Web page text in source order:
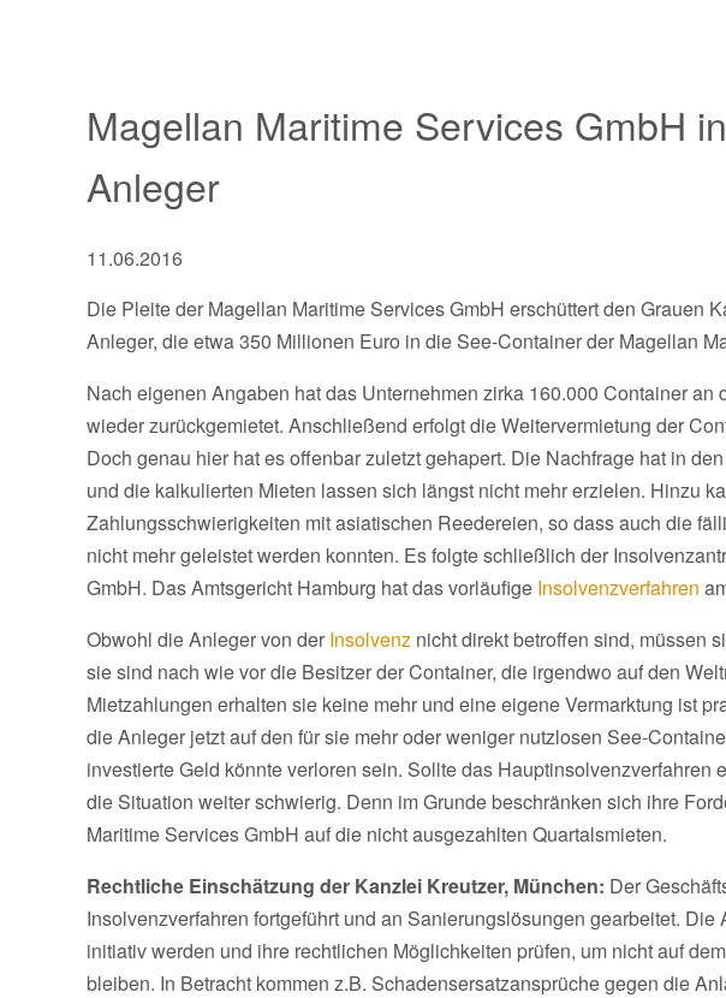
Magellan Maritime Services GmbH
Anleger
11.06.2016
Die Pleite der Magellan Maritime Services GmbH erschüttert den Grauen
Anleger, die etwa 350 Millionen Euro in die See-Container der Magellan
Nach eigenen Angaben hat das Unternehmen zirka 160.000 Container an
wieder zurückgemietet. Anschließend erfolgt die Weitervermietung der
Doch genau hier hat es offenbar zuletzt gehapert. Die Nachfrage hat in
und die kalkulierten Mieten lassen sich längst nicht mehr erzielen. Hinzu
Zahlungsschwierigkeiten mit asiatischen Reedereien, so dass auch die
nicht mehr geleistet werden konnten. Es folgte schließlich der
GmbH. Das Amtsgericht Hamburg hat das vorläufige Insolvenzverfahren
Obwohl die Anleger von der Insolvenz nicht direkt betroffen sind, müssen
sie sind nach wie vor die Besitzer der Container, die irgendwo auf den
Mietzahlungen erhalten sie keine mehr und eine eigene Vermarktung ist
die Anleger jetzt auf den für sie mehr oder weniger nutzlosen See-
investierte Geld könnte verloren sein. Sollte das Hauptinsolvenzverfahren
die Situation weiter schwierig. Denn im Grunde beschränken sich ihre
Maritime Services GmbH auf die nicht ausgezahlten Quartalsmieten.
Rechtliche Einschätzung der Kanzlei Kreutzer, München: Der
Insolvenzverfahren fortgeführt und an Sanierungslösungen gearbeitet.
initiativ werden und ihre rechtlichen Möglichkeiten prüfen, um nicht auf
bleiben. In Betracht kommen z.B. Schadensersatzansprüche gegen die